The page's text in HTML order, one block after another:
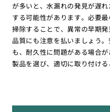
が多いと、水漏れの発見が遅
する可能性があります。必要
掃除することで、異常の早期
品質にも注意を払いましょう
も、耐久性に問題がある場合
製品を選び、適切に取り付け